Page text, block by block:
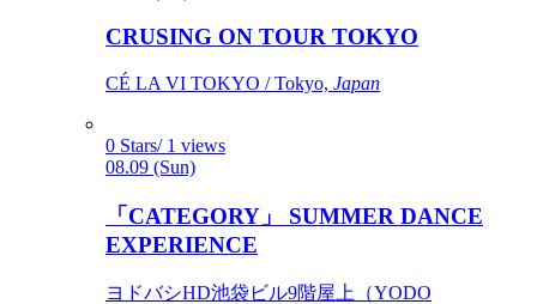
CRUSING ON TOUR TOKYO
CÉ LA VI TOKYO / Tokyo, Japan
0 Stars/ 1 views
08.09 (Sun)
「CATEGORY」 SUMMER DANCE
EXPERIENCE
ヨドバシHD池袋ビル9階屋上（YODO